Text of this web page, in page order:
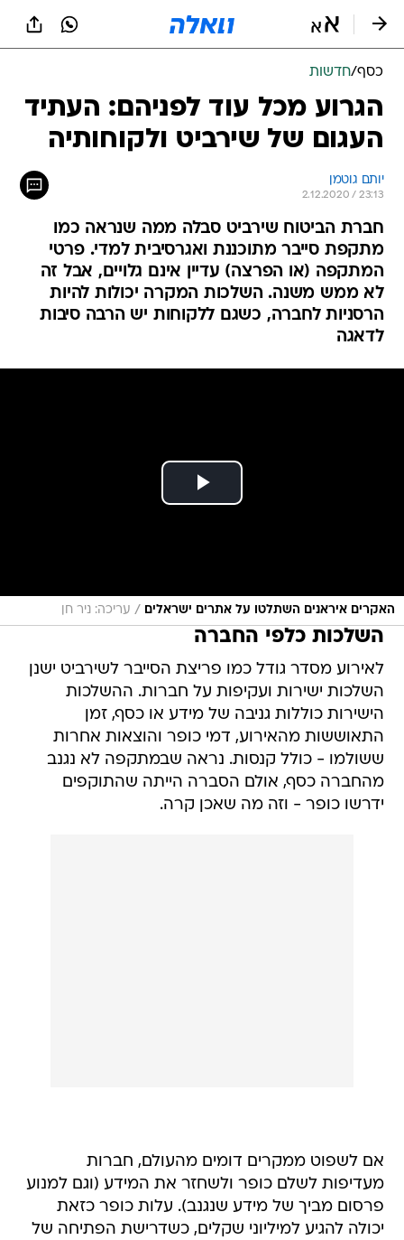
כסף/חדשות
הגרוע מכל עוד לפניהם: העתיד
העגום של שירביט ולקוחותיה
יותם גוטמן
2.12.2020 / 23:13
חברת הביטוח שירביט סבלה ממה שנראה כמו
מתקפת סייבר מתוכננת ואגרסיבית למדי. פרטי
המתקפה (או הפרצה) עדיין אינם גלויים, אבל זה
לא ממש משנה. השלכות המקרה יכולות להיות
הרסניות לחברה, כשגם ללקוחות יש הרבה סיבות
לדאגה
האקרים איראנים השתלטו על אתרים ישראלים / עריכה: ניר חן
השלכות כלפי החברה
לאירוע מסדר גודל כמו פריצת הסייבר לשירביט ישנן
השלכות ישירות ועקיפות על חברות. ההשלכות
הישירות כוללות גניבה של מידע או כסף, זמן
התאוששות מהאירוע, דמי כופר והוצאות אחרות
ששולמו - כולל קנסות. נראה שבמתקפה לא נגנב
מהחברה כסף, אולם הסברה הייתה שהתוקפים
ידרשו כופר - וזה מה שאכן קרה.
אם לשפוט ממקרים דומים מהעולם, חברות
מעדיפות לשלם כופר ולשחזר את המידע (וגם למנוע
פרסום מביך של מידע שנגנב). עלות כופר כזאת
יכולה להגיע למיליוני שקלים, כשדרישת הפתיחה של